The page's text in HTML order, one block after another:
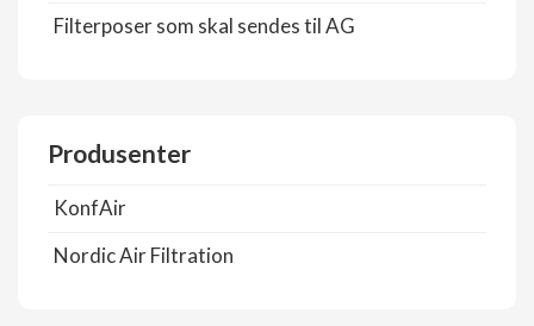
Filterposer som skal sendes til AG
Produsenter
KonfAir
Nordic Air Filtration